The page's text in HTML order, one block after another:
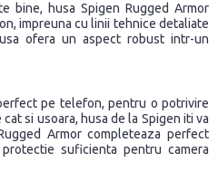
bine, husa Spigen Rugged Armor
impreuna cu linii tehnice detaliate
ofera un aspect robust intr-un
pe telefon, pentru o potrivire
si usoara, husa de la Spigen iti va
Armor completeaza perfect
suficienta pentru camera